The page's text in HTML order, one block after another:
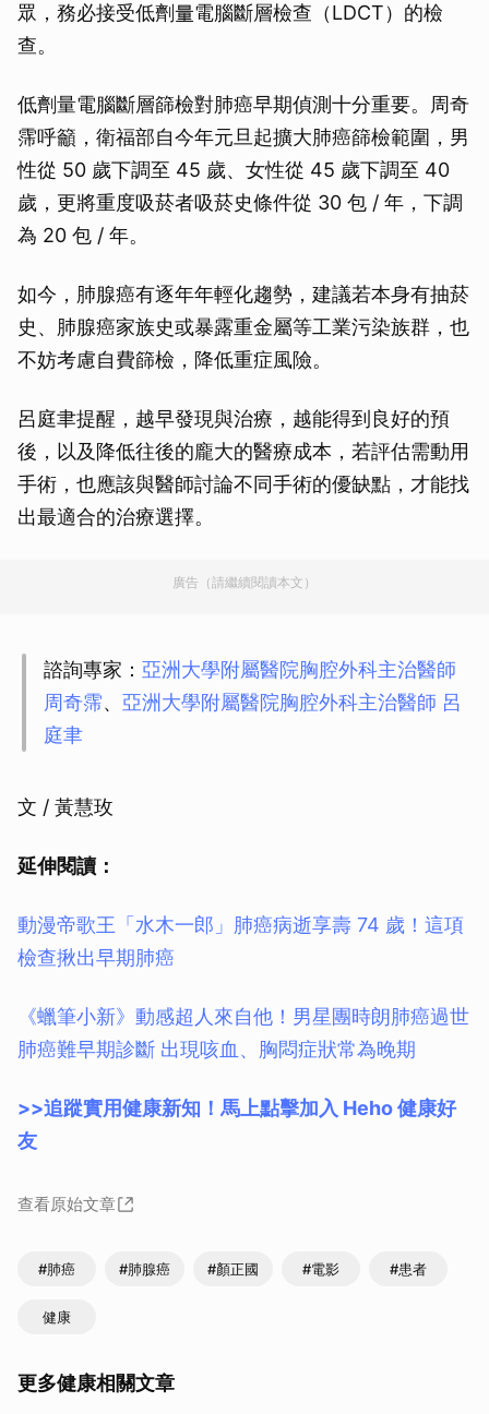
眾，務必接受低劑量電腦斷層檢查（LDCT）的檢
查。
低劑量電腦斷層篩檢對肺癌早期偵測十分重要。周奇
霈呼籲，衛福部自今年元旦起擴大肺癌篩檢範圍，男
性從 50 歲下調至 45 歲、女性從 45 歲下調至 40
歲，更將重度吸菸者吸菸史條件從 30 包 / 年，下調
為 20 包 / 年。
如今，肺腺癌有逐年年輕化趨勢，建議若本身有抽菸
史、肺腺癌家族史或暴露重金屬等工業污染族群，也
不妨考慮自費篩檢，降低重症風險。
呂庭聿提醒，越早發現與治療，越能得到良好的預
後，以及降低往後的龐大的醫療成本，若評估需動用
手術，也應該與醫師討論不同手術的優缺點，才能找
出最適合的治療選擇。
廣告（請繼續閱讀本文）
諮詢專家： 亞洲大學附屬醫院胸腔外科主治醫師
周奇霈、 亞洲大學附屬醫院胸腔外科主治醫師 呂
庭聿
文 / 黃慧玫
延伸閱讀：
動漫帝歌王「水木一郎」肺癌病逝享壽 74 歲！這項
檢查揪出早期肺癌
《蠟筆小新》動感超人來自他！男星團時朗肺癌過世
肺癌難早期診斷 出現咳血、胸悶症狀常為晚期
>>追蹤實用健康新知！馬上點擊加入 Heho 健康好
友
查看原始文章
#肺癌 #肺腺癌 #顏正國 #電影 #患者
健康
更多健康相關文章